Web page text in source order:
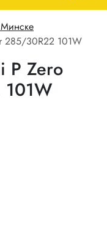
285/30R22 101W
P Zero